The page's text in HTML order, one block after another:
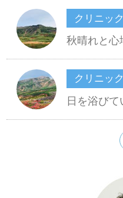
クリニック
秋晴れと心
クリニック
日を浴びて